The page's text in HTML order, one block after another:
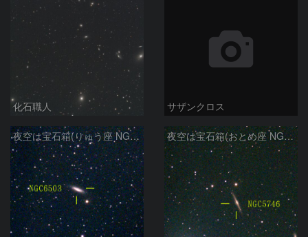
化石職人 サザンクロス
夜空は宝石箱(りゅう座 NGC6503) Seestar50 夜空は宝石箱(おとめ座 NGC5746) Seestar50